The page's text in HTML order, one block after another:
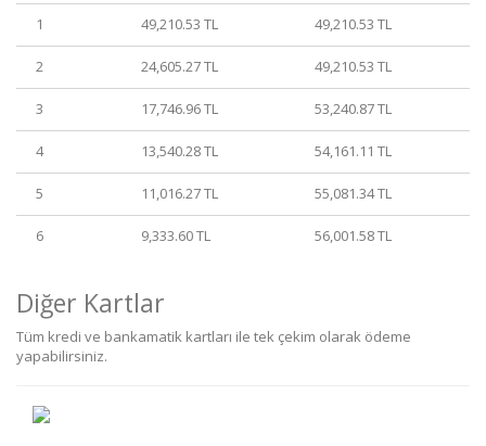
1 49,210.53 TL 49,210.53 TL
2 24,605.27 TL 49,210.53 TL
3 17,746.96 TL 53,240.87 TL
4 13,540.28 TL 54,161.11 TL
5 11,016.27 TL 55,081.34 TL
6 9,333.60 TL 56,001.58 TL
Diğer Kartlar
Tüm kredi ve bankamatik kartları ile tek çekim olarak ödeme
yapabilirsiniz.